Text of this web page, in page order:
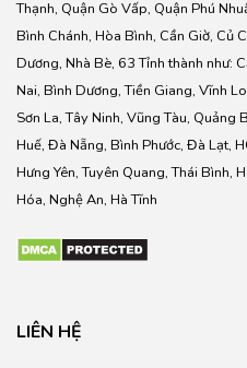
Thạnh, Quận Gò Vấp, Quận Phú
Bình Chánh, Hòa Bình, Cần Giờ, Củ
Dương, Nhà Bè, 63 Tỉnh thành như:
Nai, Bình Dương, Tiền Giang, Vĩnh
Sơn La, Tây Ninh, Vũng Tàu, Quảng
Huế, Đà Nẵng, Bình Phước, Đà Lạt,
Hưng Yên, Tuyên Quang, Thái Bình,
Hóa, Nghệ An, Hà Tĩnh
LIÊN HỆ